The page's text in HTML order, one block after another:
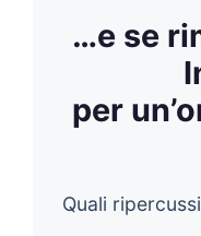
…e se
per
Quali